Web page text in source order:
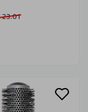
23.01